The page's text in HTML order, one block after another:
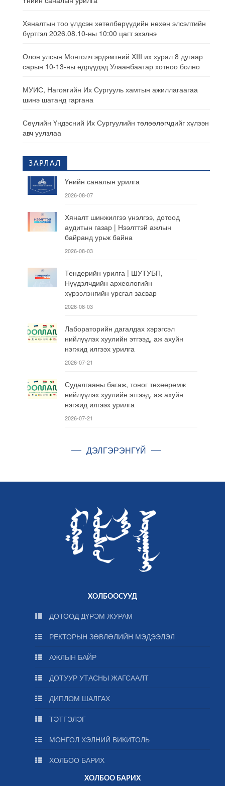
Хяналтын тоо үлдсэн хөтөлбөрүүдийн нөхөн элсэлтийн
бүртгэл 2026.08.10-ны 10:00 цагт эхэлнэ
Олон улсын Монголч эрдэмтний XIII их хурал 8 дугаар
сарын 10-13-ны өдрүүдэд Улаанбаатар хотноо болно
МУИС, Нагоягийн Их Сургууль хамтын ажиллагаагаа
шинэ шатанд гаргана
Сөүлийн Үндэсний Их Сургуулийн төлөөлөгчдийг хүлээн
авч уулзлаа
ЗАРЛАЛ
Үнийн саналын урилга
2026-08-07
Хяналт шинжилгээ үнэлгээ, дотоод
аудитын газар | Нээлттэй ажлын
байранд урьж байна
2026-08-03
Тендерийн урилга | ШУТУБП,
Нүүдэлчдийн археологийн
хүрээлэнгийн урсгал засвар
2026-08-03
Лабораторийн дагалдах хэрэгсэл
нийлүүлэх хуулийн этгээд, аж ахуйн
нэгжид илгээх урилга
2026-07-21
Судалгааны багаж, тоног төхөөрөмж
нийлүүлэх хуулийн этгээд, аж ахуйн
нэгжид илгээх урилга
2026-07-21
ДЭЛГЭРЭНГҮЙ
ХОЛБООСУУД
ДОТООД ДҮРЭМ ЖУРАМ
РЕКТОРЫН ЗӨВЛӨЛИЙН МЭДЭЭЛЭЛ
АЖЛЫН БАЙР
ДОТУУР УТАСНЫ ЖАГСААЛТ
ДИПЛОМ ШАЛГАХ
ТЭТГЭЛЭГ
МОНГОЛ ХЭЛНИЙ ВИКИТОЛЬ
ХОЛБОО БАРИХ
ХОЛБОО БАРИХ